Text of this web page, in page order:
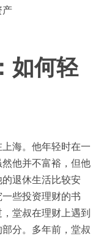
产
如何轻
海。他年轻时在一
他并不富裕，但他
退休生活比较安
些投资理财的书
堂叔在理财上遇到
分。多年前，堂叔